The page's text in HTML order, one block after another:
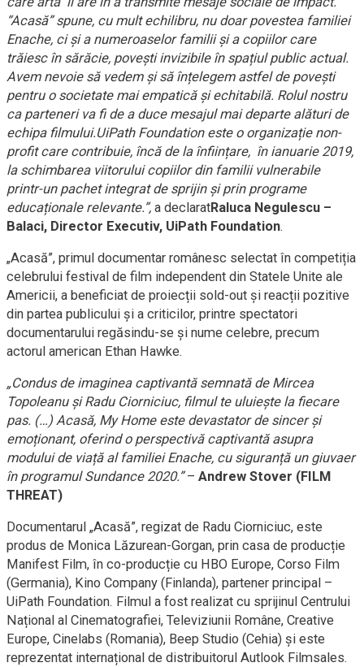
“Acasă” spune, cu mult echilibru, nu doar povestea familiei
Enache, ci și a numeroaselor familii și a copiilor care
trăiesc în sărăcie, povești invizibile în spațiul public actual.
Avem nevoie să vedem și să înțelegem astfel de povești
pentru o societate mai empatică și echitabilă. Rolul nostru
ca parteneri va fi de a duce mesajul mai departe alături de
echipa filmului.UiPath Foundation este o organizație non-
profit care contribuie, încă de la înființare, în ianuarie 2019,
la schimbarea viitorului copiilor din familii vulnerabile
printr-un pachet integrat de sprijin și prin programe
educaționale relevante.”, a declaratRaluca Negulescu –
Balaci, Director Executiv, UiPath Foundation.
„Acasă”, primul documentar românesc selectat în competiția
celebrului festival de film independent din Statele Unite ale
Americii, a beneficiat de proiecții sold-out și reacții pozitive
din partea publicului și a criticilor, printre spectatori
documentarului regăsindu-se și nume celebre, precum
actorul american Ethan Hawke.
„Condus de imaginea captivantă semnată de Mircea
Topoleanu și Radu Ciorniciuc, filmul te uluiește la fiecare
pas. (…) Acasă, My Home este devastator de sincer și
emoționant, oferind o perspectivă captivantă asupra
modului de viață al familiei Enache, cu siguranță un giuvaer
în programul Sundance 2020.”– Andrew Stover (FILM
THREAT)
Documentarul „Acasă”, regizat de Radu Ciorniciuc, este
produs de Monica Lăzurean-Gorgan, prin casa de producție
Manifest Film, în co-producție cu HBO Europe, Corso Film
(Germania), Kino Company (Finlanda), partener principal –
UiPath Foundation. Filmul a fost realizat cu sprijinul Centrului
Național al Cinematografiei, Televiziunii Române, Creative
Europe, Cinelabs (Romania), Beep Studio (Cehia) și este
reprezentat internațional de distribuitorul Autlook Filmsales.